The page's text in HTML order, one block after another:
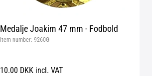
Medalje Joakim 47 mm - Fodbold
Item number:9260G
10.00 DKK incl. VAT